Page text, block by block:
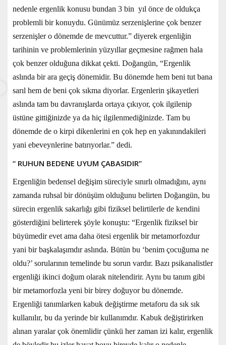
nedenle ergenlik konusu bundan 3 bin yıl önce de oldukça
problemli bir konuydu. Günümüz serzenişlerine çok benzer
serzenişler o dönemde de mevcuttur.” diyerek ergenliğin
tarihinin ve problemlerinin yüzyıllar geçmesine rağmen hala
çok benzer olduğuna dikkat çekti. Doğangün, “Ergenlik
aslında bir ara geçiş dönemidir. Bu dönemde hem beni tut bana
sarıl hem de beni çok sıkma diyorlar. Ergenlerin şikayetleri
aslında tam bu davranışlarda ortaya çıkıyor, çok ilgilenip
üstüne gittiğinizde ya da hiç ilgilenmediğinizde. Tam bu
dönemde de o kirpi dikenlerini en çok hep en yakınındakileri
yani ebeveynlerine batırıyorlar.” dedi.
“ RUHUN BEDENE UYUM ÇABASIDIR”
Ergenliğin bedensel değişim süreciyle sınırlı olmadığını, aynı
zamanda ruhsal bir dönüşüm olduğunu belirten Doğangün, bu
sürecin ergenlik sakarlığı gibi fiziksel belirtilerle de kendini
gösterdiğini belirterek şöyle konuştu: “Ergenlik fiziksel bir
büyümedir evet ama daha ötesi ergenlik bir metamorfozdur
yani bir başkalaşımdır aslında. Bütün bu ‘benim çocuğuma ne
oldu?’ sorularının temelinde bu sorun vardır. Bazı psikanalistler
ergenliği ikinci doğum olarak nitelendirir. Aynı bu tanım gibi
bir metamorfozla yeni bir birey doğuyor bu dönemde.
Ergenliği tanımlarken kabuk değiştirme metaforu da sık sık
kullanılır, bu da yerinde bir kullanımdır. Kabuk değiştirirken
alınan yaralar çok önemlidir çünkü her zaman izi kalır, ergenlik